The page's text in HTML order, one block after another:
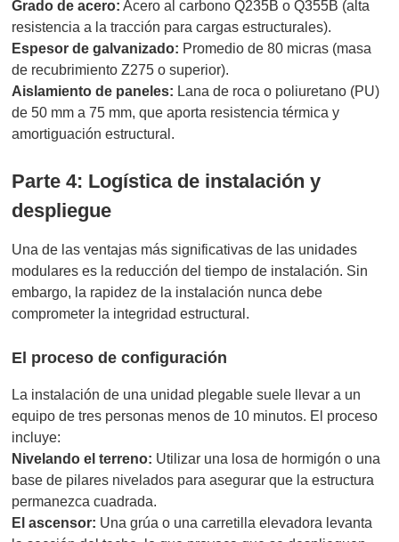
Grado de acero: Acero al carbono Q235B o Q355B (alta
resistencia a la tracción para cargas estructurales).
Espesor de galvanizado: Promedio de 80 micras (masa
de recubrimiento Z275 o superior).
Aislamiento de paneles: Lana de roca o poliuretano (PU)
de 50 mm a 75 mm, que aporta resistencia térmica y
amortiguación estructural.
Parte 4: Logística de instalación y
despliegue
Una de las ventajas más significativas de las unidades
modulares es la reducción del tiempo de instalación. Sin
embargo, la rapidez de la instalación nunca debe
comprometer la integridad estructural.
El proceso de configuración
La instalación de una unidad plegable suele llevar a un
equipo de tres personas menos de 10 minutos. El proceso
incluye:
Nivelando el terreno: Utilizar una losa de hormigón o una
base de pilares nivelados para asegurar que la estructura
permanezca cuadrada.
El ascensor: Una grúa o una carretilla elevadora levanta